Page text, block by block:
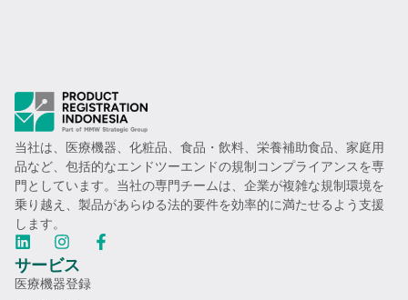
当社は、医療機器、化粧品、食品・飲料、栄養補助食品、家庭用
品など、包括的なエンドツーエンドの規制コンプライアンスを専
門としています。当社の専門チームは、企業が複雑な規制環境を
乗り越え、製品があらゆる法的要件を効率的に満たせるよう支援
します。
サービス
医療機器登録